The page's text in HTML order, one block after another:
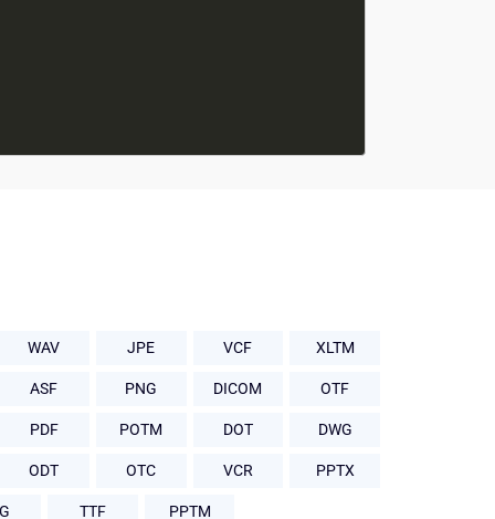
WAV JPE VCF XLTM
ASF PNG DICOM OTF
PDF POTM DOT DWG
ODT OTC VCR PPTX
TTF PPTM